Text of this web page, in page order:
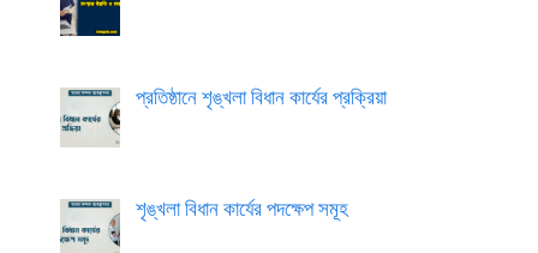
প্রতিষ্ঠানে শৃঙ্খলা বিধান কার্যের প্রক্রিয়া
শৃঙ্খলা বিধান কার্যের পদক্ষেপ সমূহ